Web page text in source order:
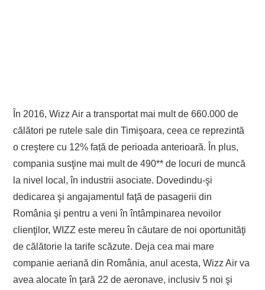
În 2016, Wizz Air a transportat mai mult de 660.000 de
călători pe rutele sale din Timişoara, ceea ce reprezintă
o creştere cu 12% față de perioada anterioară. În plus,
compania susţine mai mult de 490** de locuri de muncă
la nivel local, în industrii asociate. Dovedindu-şi
dedicarea şi angajamentul faţă de pasagerii din
România şi pentru a veni în întâmpinarea nevoilor
clienţilor, WIZZ este mereu în căutare de noi oportunităţi
de călătorie la tarife scăzute. Deja cea mai mare
companie aeriană din România, anul acesta, Wizz Air va
avea alocate în ţară 22 de aeronave, inclusiv 5 noi şi